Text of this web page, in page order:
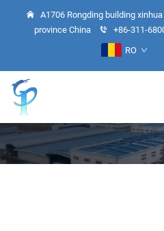
A1706 Rongding building
province China
+86-311-
RO